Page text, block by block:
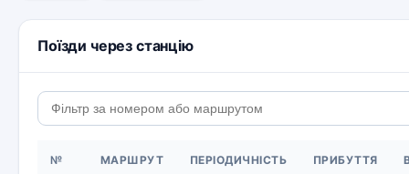
Поїзди через станцію
№ МАРШРУТ ПЕРІОДИЧНІСТЬ ПРИБУТТЯ